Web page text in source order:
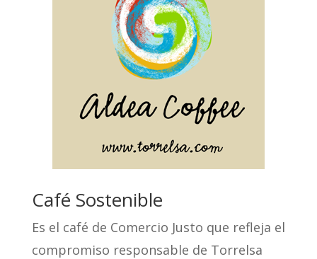
Café Sostenible
Es el café de Comercio Justo que refleja el
compromiso responsable de Torrelsa